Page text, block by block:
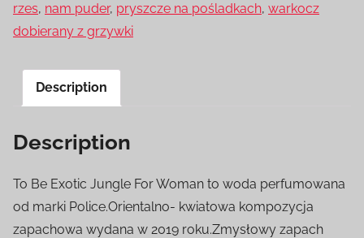
rzes, nam puder, pryszcze na pośladkach, warkocz
dobierany z grzywki
Description
Description
To Be Exotic Jungle For Woman to woda perfumowana
od marki Police.Orientalno- kwiatowa kompozycja
zapachowa wydana w 2019 roku.Zmysłowy zapach